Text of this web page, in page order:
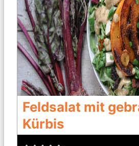
Feldsalat mit
Kürbis